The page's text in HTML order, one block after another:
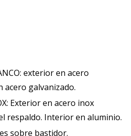
exterior en acero
acero galvanizado.
Exterior en acero inox
respaldo. Interior en aluminio.
sobre bastidor.